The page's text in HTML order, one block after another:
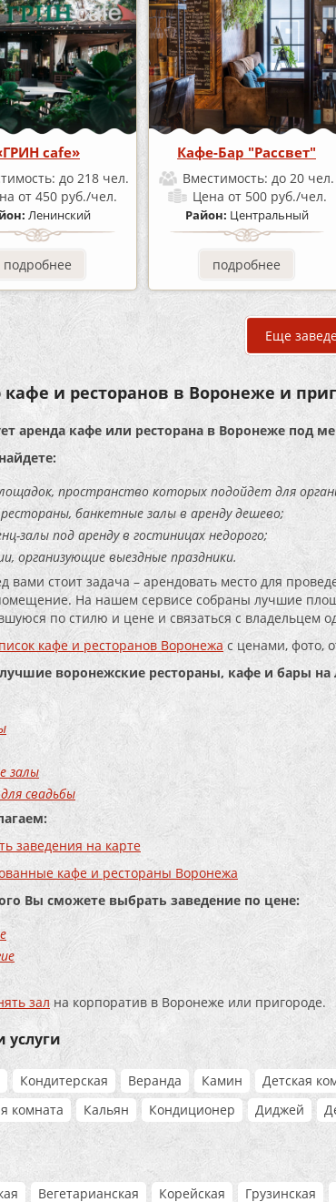
cafe»
до 218 чел.
от 450 руб./чел.
Ленинский
подробнее
Кафе-Бар "Рассвет"
Вместимость: до 20 чел.
Цена от 500 руб./чел.
Район: Центральный
подробнее
Еще
кафе и ресторанов в Воронеже и
аренда кафе или ресторана в Воронеже под
пространство которых подойдет для
банкетные залы в аренду дешево;
залы под аренду в гостиницах недорого;
организующие выездные праздники.
вами стоит задача – арендовать место для
На нашем сервисе собраны лучшие
по стилю и цене и связаться с владельцем
кафе и ресторанов Воронежас ценами, фото,
воронежские рестораны, кафе и бары на
залы
свадьбы
заведения на карте
кафе и рестораны Воронежа
Вы сможете выбрать заведение по цене:
зал на корпоратив в Воронеже или пригороде.
услуги
Кондитерская Веранда Камин Детская
комната
Кальян Кондиционер Диджей
Вегетарианская Корейская Грузинская